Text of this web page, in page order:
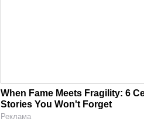
When Fame Meets Fragility: 6
Stories You Won't Forget
Реклама